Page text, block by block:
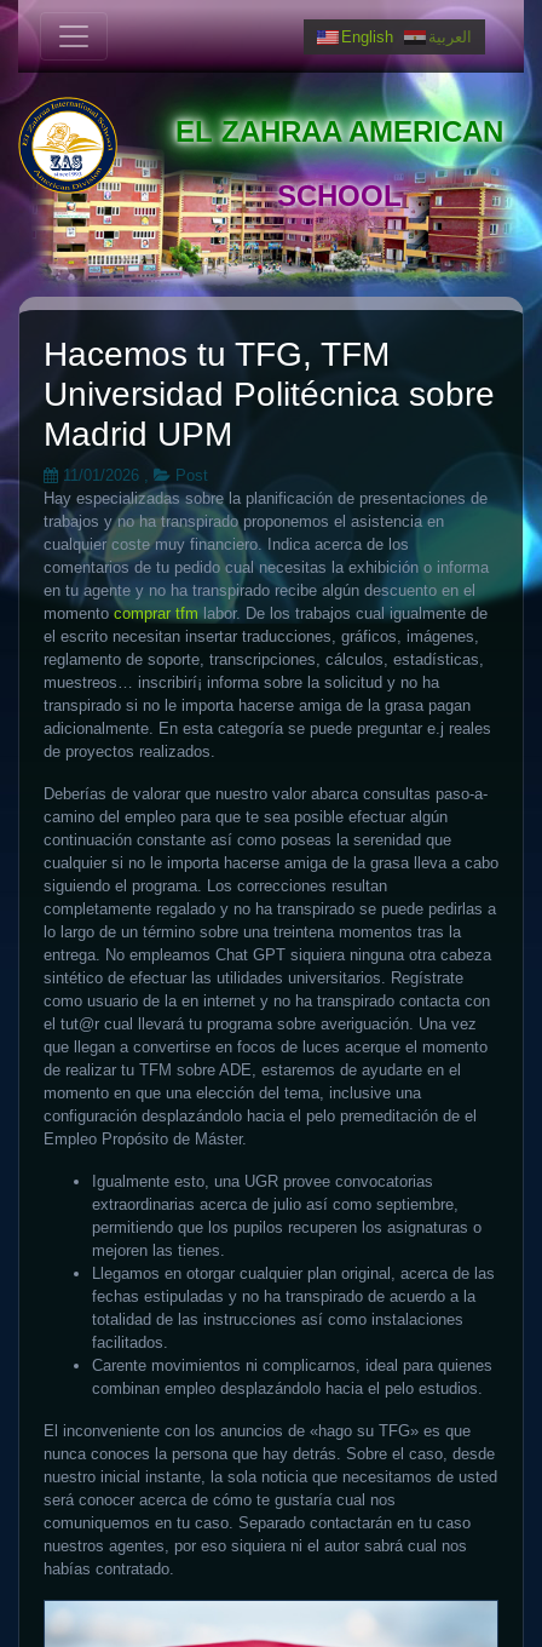
English العربية
EL ZAHRAA AMERICAN
SCHOOL
Hacemos tu TFG, TFM
Universidad Politécnica sobre
Madrid UPM
11/01/2026 ,
Post
Hay especializadas sobre la planificación de presentaciones de
trabajos y no ha transpirado proponemos el asistencia en
cualquier coste muy financiero. Indica acerca de los
comentarios de tu pedido cual necesitas la exhibición o informa
en tu agente y no ha transpirado recibe algún descuento en el
momentocomprar tfm labor. De los trabajos cual igualmente de
el escrito necesitan insertar traducciones, gráficos, imágenes,
reglamento de soporte, transcripciones, cálculos, estadísticas,
muestreos… inscribirí¡ informa sobre la solicitud y no ha
transpirado si no le importa hacerse amiga de la grasa pagan
adicionalmente. En esta categoría se puede preguntar e.j reales
de proyectos realizados.
Deberías de valorar que nuestro valor abarca consultas paso-a-
camino del empleo para que te sea posible efectuar algún
continuación constante así­ como poseas la serenidad que
cualquier si no le importa hacerse amiga de la grasa lleva a cabo
siguiendo el programa. Los correcciones resultan
completamente regalado y no ha transpirado se puede pedirlas a
lo largo de un término sobre una treintena momentos tras la
entrega. No empleamos Chat GPT siquiera ninguna otra cabeza
sintético de efectuar las utilidades universitarios. Regístrate
como usuario de la en internet y no ha transpirado contacta con
el tut@r cual llevará tu programa sobre averiguación. Una vez
que llegan a convertirse en focos de luces acerque el momento
de realizar tu TFM sobre ADE, estaremos de ayudarte en el
momento en que una elección del tema, inclusive una
configuración desplazándolo hacia el pelo premeditación de el
Empleo Propósito de Máster.
Igualmente esto, una UGR provee convocatorias
extraordinarias acerca de julio así­ como septiembre,
permitiendo que los pupilos recuperen los asignaturas o
mejoren las tienes.
Llegamos en otorgar cualquier plan original, acerca de las
fechas estipuladas y no ha transpirado de acuerdo a la
totalidad de las instrucciones así­ como instalaciones
facilitados.
Carente movimientos ni complicarnos, ideal para quienes
combinan empleo desplazándolo hacia el pelo estudios.
El inconveniente con los anuncios de «hago su TFG» es que
nunca conoces la persona que hay detrás. Sobre el caso, desde
nuestro inicial instante, la sola noticia que necesitamos de usted
será conocer acerca de cómo te gustaría cual nos
comuniquemos en tu caso. Separado contactarán en tu caso
nuestros agentes, por eso siquiera ni el autor sabrá cual nos
habías contratado.